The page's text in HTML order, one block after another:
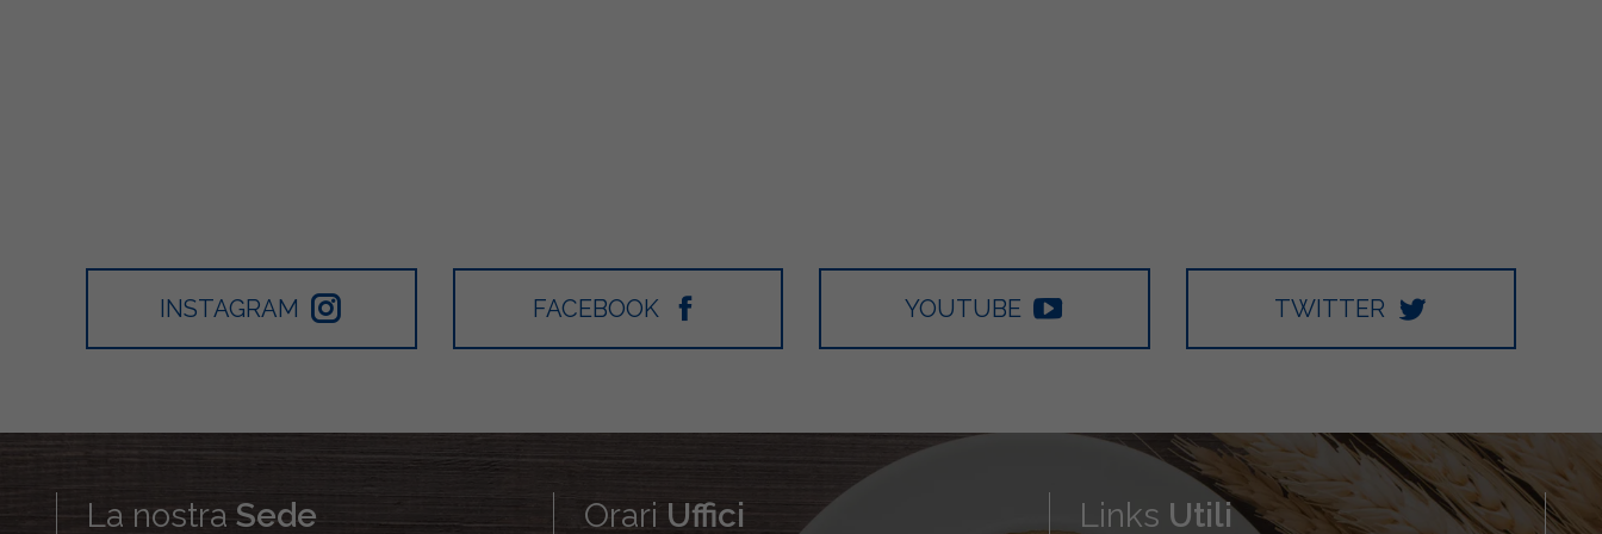
INSTAGRAM FACEBOOK YOUTUBE TWITTER
La nostra Sede Orari Uffici Links Utili